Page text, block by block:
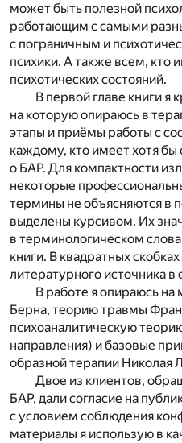
может быть полезной
работающим с самыми
с пограничным и
психики. А также всем, кто
психотических состояний.
В первой главе книги я
на которую опираюсь в
этапы и приёмы работы с
каждому, кто имеет хотя
о БАР. Для компактности
некоторые
термины не объясняются в
выделены курсивом. Их
в терминологическом
книги. В квадратных
литературного источника в
В работе я опираюсь на
Берна, теорию травмы
психоаналитическую
направления) и базовые
образной терапии Николая
Двое из клиентов,
БАР, дали согласие на
с условием соблюдения
материалы я использую в